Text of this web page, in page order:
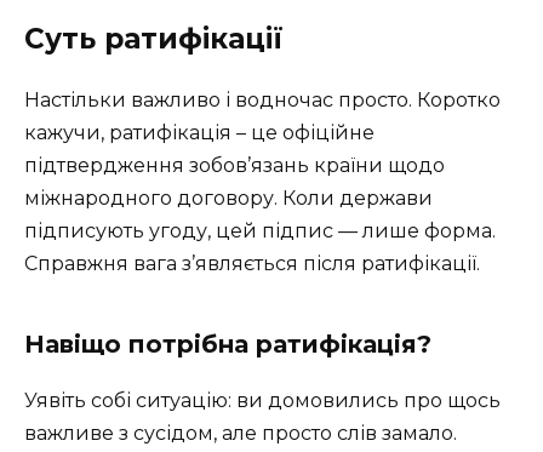
Суть ратифікації
Настільки важливо і водночас просто. Коротко
кажучи, ратифікація – це офіційне
підтвердження зобов’язань країни щодо
міжнародного договору. Коли держави
підписують угоду, цей підпис — лише форма.
Справжня вага з’являється після ратифікації.
Навіщо потрібна ратифікація?
Уявіть собі ситуацію: ви домовились про щось
важливе з сусідом, але просто слів замало.